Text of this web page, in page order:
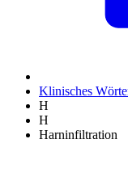
Klinisches
H
H
Harninfiltration